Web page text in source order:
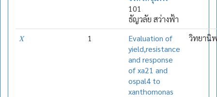
101
ธัญวลัย สว่างฟ้า
𝑋 1
Evaluation of
yield,resistance
and response
of xa21 and
ospal4 to
xanthomonas
วิทยานิ